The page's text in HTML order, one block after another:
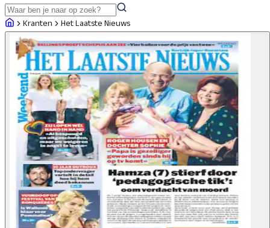
Kranten Het Laatste Nieuws